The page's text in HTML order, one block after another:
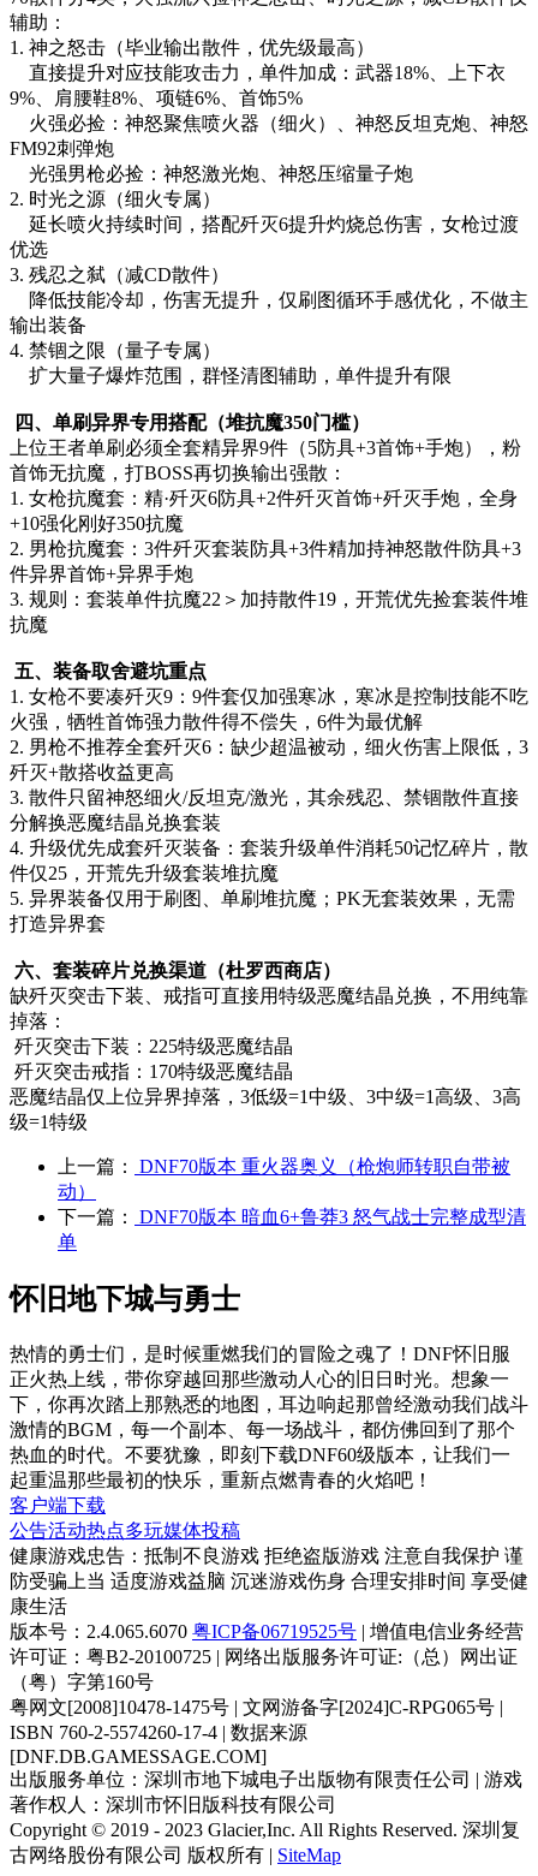
辅助：
1. 神之怒击（毕业输出散件，优先级最高）
直接提升对应技能攻击力，单件加成：武器18%、上下衣
9%、肩腰鞋8%、项链6%、首饰5%
火强必捡：神怒聚焦喷火器（细火）、神怒反坦克炮、神怒
FM92刺弹炮
光强男枪必捡：神怒激光炮、神怒压缩量子炮
2. 时光之源（细火专属）
延长喷火持续时间，搭配歼灭6提升灼烧总伤害，女枪过渡
优选
3. 残忍之弑（减CD散件）
降低技能冷却，伤害无提升，仅刷图循环手感优化，不做主
输出装备
4. 禁锢之限（量子专属）
扩大量子爆炸范围，群怪清图辅助，单件提升有限
四、单刷异界专用搭配（堆抗魔350门槛）
上位王者单刷必须全套精异界9件（5防具+3首饰+手炮），粉
首饰无抗魔，打BOSS再切换输出强散：
1. 女枪抗魔套：精·歼灭6防具+2件歼灭首饰+歼灭手炮，全身
+10强化刚好350抗魔
2. 男枪抗魔套：3件歼灭套装防具+3件精加持神怒散件防具+3
件异界首饰+异界手炮
3. 规则：套装单件抗魔22＞加持散件19，开荒优先捡套装件堆
抗魔
五、装备取舍避坑重点
1. 女枪不要凑歼灭9：9件套仅加强寒冰，寒冰是控制技能不吃
火强，牺牲首饰强力散件得不偿失，6件为最优解
2. 男枪不推荐全套歼灭6：缺少超温被动，细火伤害上限低，3
歼灭+散搭收益更高
3. 散件只留神怒细火/反坦克/激光，其余残忍、禁锢散件直接
分解换恶魔结晶兑换套装
4. 升级优先成套歼灭装备：套装升级单件消耗50记忆碎片，散
件仅25，开荒先升级套装堆抗魔
5. 异界装备仅用于刷图、单刷堆抗魔；PK无套装效果，无需
打造异界套
六、套装碎片兑换渠道（杜罗西商店）
缺歼灭突击下装、戒指可直接用特级恶魔结晶兑换，不用纯靠
掉落：
歼灭突击下装：225特级恶魔结晶
歼灭突击戒指：170特级恶魔结晶
恶魔结晶仅上位异界掉落，3低级=1中级、3中级=1高级、3高
级=1特级
上一篇：
DNF70版本 重火器奥义（枪炮师转职自带被
动）
下一篇：
DNF70版本 暗血6+鲁莽3 怒气战士完整成型清
单
怀旧地下城与勇士
热情的勇士们，是时候重燃我们的冒险之魂了！DNF怀旧服
正火热上线，带你穿越回那些激动人心的旧日时光。想象一
下，你再次踏上那熟悉的地图，耳边响起那曾经激动我们战斗
激情的BGM，每一个副本、每一场战斗，都仿佛回到了那个
热血的时代。不要犹豫，即刻下载DNF60级版本，让我们一
起重温那些最初的快乐，重新点燃青春的火焰吧！
客户端下载
公告活动热点 多玩 媒体投稿
健康游戏忠告：抵制不良游戏 拒绝盗版游戏 注意自我保护 谨
防受骗上当 适度游戏益脑 沉迷游戏伤身 合理安排时间 享受健
康生活
版本号：2.4.065.6070 粤ICP备06719525号 | 增值电信业务经营
许可证：粤B2-20100725 | 网络出版服务许可证:（总）网出证
（粤）字第160号
粤网文[2008]10478-1475号 | 文网游备字[2024]C-RPG065号 |
ISBN 760-2-5574260-17-4 | 数据来源
[DNF.DB.GAMESSAGE.COM]
出版服务单位：深圳市地下城电子出版物有限责任公司 | 游戏
著作权人：深圳市怀旧版科技有限公司
Copyright © 2019 - 2023 Glacier,Inc. All Rights Reserved. 深圳复
古网络股份有限公司 版权所有 | SiteMap